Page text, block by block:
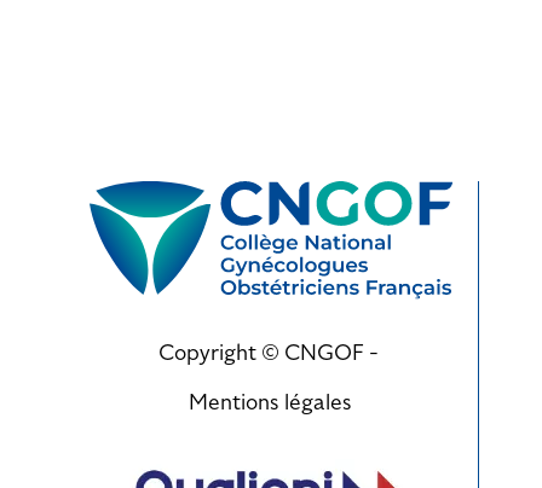
Copyright © CNGOF -
Mentions légales